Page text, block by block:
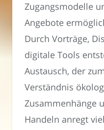
Zugangsmodelle
Angebote
Durch Vorträge,
digitale Tools
Austausch, der
Verständnis
Zusammenhänge
Handeln anregt